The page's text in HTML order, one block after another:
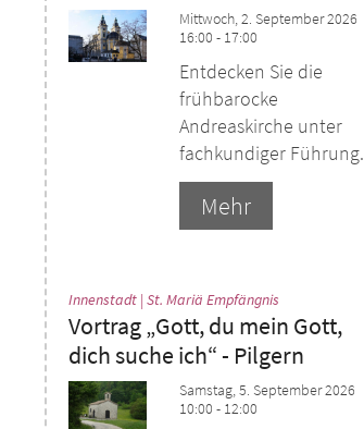
Mittwoch, 2. September 2026
16:00 - 17:00
Entdecken Sie die
frühbarocke
Andreaskirche unter
fachkundiger Führung.
Mehr
Innenstadt | St. Mariä Empfängnis
Vortrag „Gott, du mein Gott,
dich suche ich“ - Pilgern
Samstag, 5. September 2026
10:00 - 12:00